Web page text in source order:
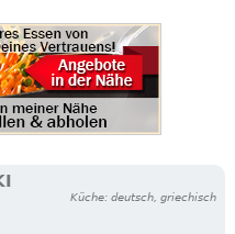
Küche: deutsch, griechisch